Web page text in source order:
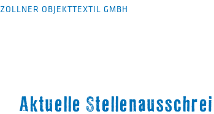
ZOLLNER OBJEKTTEXTIL GMBH
Aktuelle